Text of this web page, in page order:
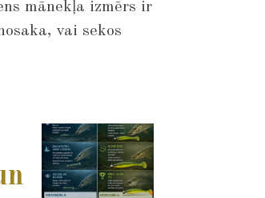
mānekļa izmērs ir
vai sekos